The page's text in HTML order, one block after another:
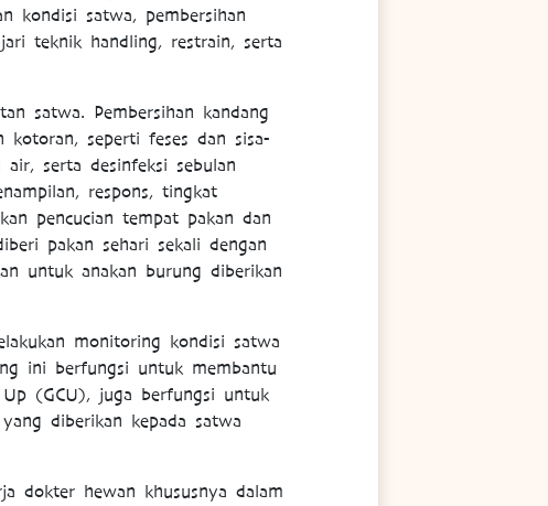
kondisi satwa, pembersihan
teknik handling, restrain, serta
satwa. Pembersihan kandang
kotoran, seperti feses dan sisa-
air, serta desinfeksi sebulan
respons, tingkat
pencucian tempat pakan dan
pakan sehari sekali dengan
untuk anakan burung diberikan
monitoring kondisi satwa
ini berfungsi untuk membantu
(GCU), juga berfungsi untuk
diberikan kepada satwa
dokter hewan khususnya dalam